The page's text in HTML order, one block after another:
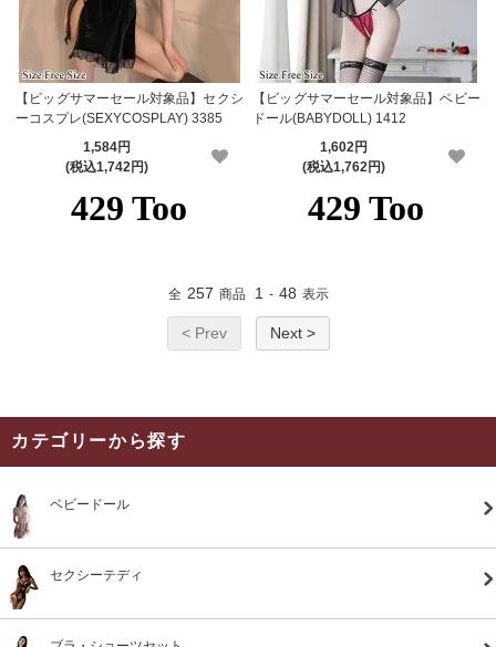
【ビッグサマーセール対象品】セクシ
ーコスプレ(SEXYCOSPLAY) 3385
1,584円
(税込1,742円)
【ビッグサマーセール対象品】ベビー
ドール(BABYDOLL) 1412
1,602円
(税込1,762円)
全 257 商品 1 - 48 表示
< Prev Next >
カテゴリーから探す
ベビードール
セクシーテディ